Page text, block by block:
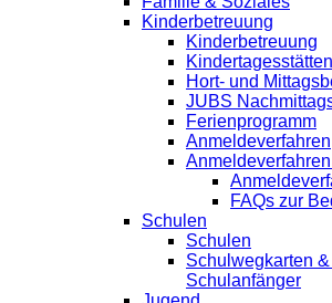
Kinderbetreuung
Kinderbetreuung
Kindertagesstätten
Hort- und
JUBS
Ferienprogramm
Anmeldeverfahren
FAQs zur
Schulen
Schulen
Schulwegkarten
Schulanfänger